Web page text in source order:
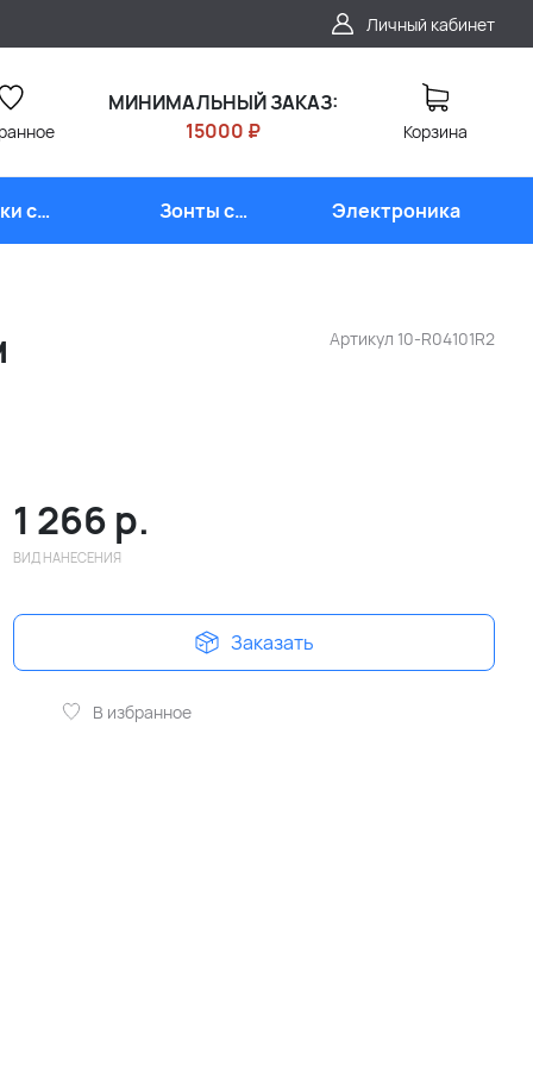
Личный кабинет
МИНИМАЛЬНЫЙ ЗАКАЗ:
15000 ₽
Корзина
с
Зонты с
логотипом
Электроника
Артикул 10-R04101R2
1 266 р.
ВИД НАНЕСЕНИЯ
Заказать
В избранное